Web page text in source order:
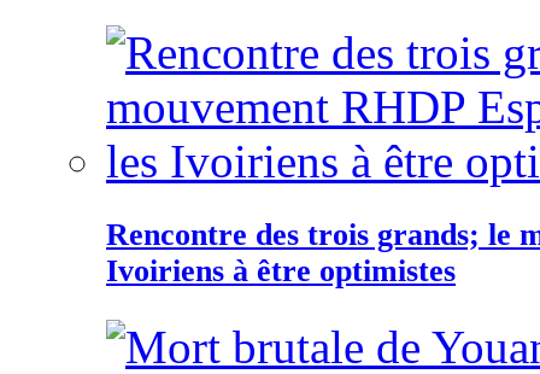
Rencontre des trois grands; le
Ivoiriens à être optimistes